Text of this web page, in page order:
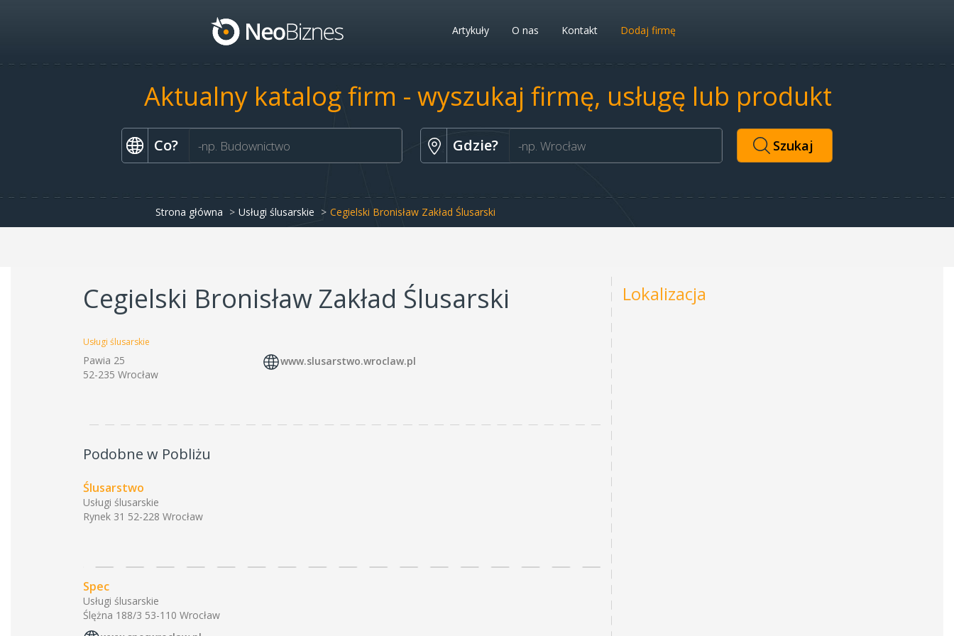
Artykuły O nas Kontakt Dodaj firmę
Aktualny katalog firm - wyszukaj firmę, usługę lub produkt
Co? Gdzie?
Strona główna Usługi ślusarskie Cegielski Bronisław Zakład Ślusarski
Cegielski Bronisław Zakład Ślusarski
Usługi ślusarskie
Pawia 25
52-235 Wrocław
www.slusarstwo.wroclaw.pl
Podobne w Pobliżu
Ślusarstwo
Usługi ślusarskie
Rynek 31 52-228 Wrocław
Spec
Usługi ślusarskie
Ślężna 188/3 53-110 Wrocław
Lokalizacja